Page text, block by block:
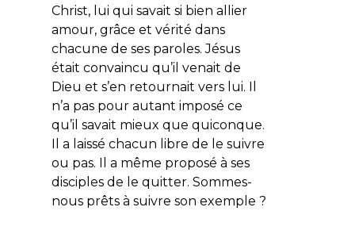
Christ, lui qui savait si bien allier
amour, grâce et vérité dans
chacune de ses paroles. Jésus
était convaincu qu’il venait de
Dieu et s’en retournait vers lui. Il
n’a pas pour autant imposé ce
qu’il savait mieux que quiconque.
Il a laissé chacun libre de le suivre
ou pas. Il a même proposé à ses
disciples de le quitter. Sommes-
nous prêts à suivre son exemple ?